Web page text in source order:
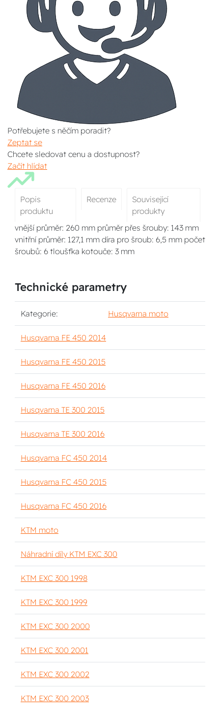
Potřebujete s něčím poradit?
Zeptat se
Chcete sledovat cenu a dostupnost?
Začít hlídat
Popis
produktu
Recenze
Související
produkty
vnější průměr: 260 mm průměr přes šrouby: 143 mm
vnitřní průměr: 127,1 mm díra pro šroub: 6,5 mm počet
šroubů: 6 tloušťka kotouče: 3 mm
Technické parametry
Kategorie: Husqvarna moto
Husqvarna FE 450 2014
Husqvarna FE 450 2015
Husqvarna FE 450 2016
Husqvarna TE 300 2015
Husqvarna TE 300 2016
Husqvarna FC 450 2014
Husqvarna FC 450 2015
Husqvarna FC 450 2016
KTM moto
Náhradní díly KTM EXC 300
KTM EXC 300 1998
KTM EXC 300 1999
KTM EXC 300 2000
KTM EXC 300 2001
KTM EXC 300 2002
KTM EXC 300 2003